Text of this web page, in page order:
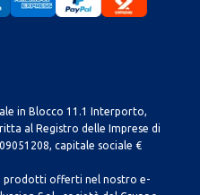
in Blocco 11.1 Interporto,
al Registro delle Imprese di
capitale sociale €
prodotti offerti nel nostro e-